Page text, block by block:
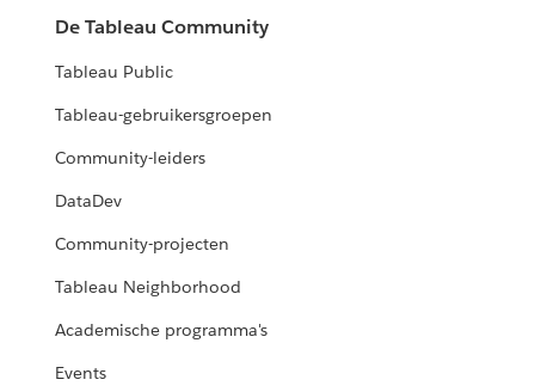
De Tableau Community
Tableau Public
Tableau-gebruikersgroepen
Community-leiders
DataDev
Community-projecten
Tableau Neighborhood
Academische programma's
Events